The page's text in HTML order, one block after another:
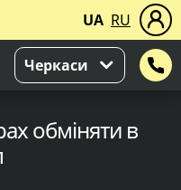
UA RU
Черкаси
обміняти в